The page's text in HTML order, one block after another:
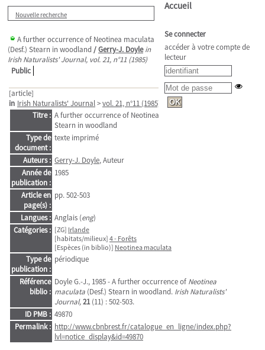
Nouvelle recherche
A further occurrence of Neotinea maculata
(Desf.) Stearn in woodland /Gerry-J. Doyle in
Irish Naturalists' Journal, vol. 21, n°11 (1985)
Public
[article]
in Irish Naturalists' Journal>vol. 21, n°11 (1985)
. - pp. 502-503
Titre : A further occurrence of Neotinea maculata (Desf.)
Stearn in woodland
Type de
document :
texte imprimé
Auteurs : Gerry-J. Doyle, Auteur
Année de
publication :
1985
Article en
page(s) :
pp. 502-503
Langues : Anglais (eng)
Catégories : [ZG] Irlande
[habitats/milieux] 4 - Forêts
[Espèces (in biblio)] Neotinea maculata
Type de
publication :
périodique
Référence
biblio :
Doyle G.-J., 1985 - A further occurrence of Neotinea
maculata (Desf.) Stearn in woodland. Irish Naturalists'
Journal,21(11) : 502-503.
ID PMB : 49870
Permalink : http://www.cbnbrest.fr/catalogue_en_ligne/index.php?
lvl=notice_display&id=49870
Accueil
Se connecter
accéder à votre compte de
lecteur